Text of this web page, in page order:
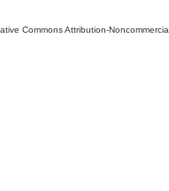
Commons Attribution-